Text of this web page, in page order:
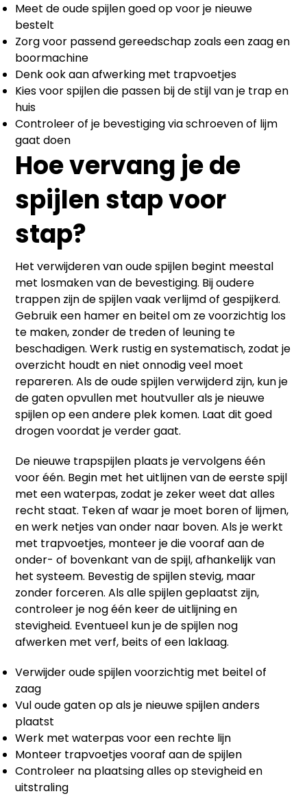
Meet de oude spijlen goed op voor je nieuwe
bestelt
Zorg voor passend gereedschap zoals een zaag en
boormachine
Denk ook aan afwerking met trapvoetjes
Kies voor spijlen die passen bij de stijl van je trap en
huis
Controleer of je bevestiging via schroeven of lijm
gaat doen
Hoe vervang je de
spijlen stap voor
stap?
Het verwijderen van oude spijlen begint meestal
met losmaken van de bevestiging. Bij oudere
trappen zijn de spijlen vaak verlijmd of gespijkerd.
Gebruik een hamer en beitel om ze voorzichtig los
te maken, zonder de treden of leuning te
beschadigen. Werk rustig en systematisch, zodat je
overzicht houdt en niet onnodig veel moet
repareren. Als de oude spijlen verwijderd zijn, kun je
de gaten opvullen met houtvuller als je nieuwe
spijlen op een andere plek komen. Laat dit goed
drogen voordat je verder gaat.
De nieuwe trapspijlen plaats je vervolgens één
voor één. Begin met het uitlijnen van de eerste spijl
met een waterpas, zodat je zeker weet dat alles
recht staat. Teken af waar je moet boren of lijmen,
en werk netjes van onder naar boven. Als je werkt
met trapvoetjes, monteer je die vooraf aan de
onder- of bovenkant van de spijl, afhankelijk van
het systeem. Bevestig de spijlen stevig, maar
zonder forceren. Als alle spijlen geplaatst zijn,
controleer je nog één keer de uitlijning en
stevigheid. Eventueel kun je de spijlen nog
afwerken met verf, beits of een laklaag.
Verwijder oude spijlen voorzichtig met beitel of
zaag
Vul oude gaten op als je nieuwe spijlen anders
plaatst
Werk met waterpas voor een rechte lijn
Monteer trapvoetjes vooraf aan de spijlen
Controleer na plaatsing alles op stevigheid en
uitstraling